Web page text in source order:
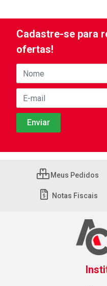
Cadastre-se para
ofertas!
Meus Pedidos
Notas Fiscais